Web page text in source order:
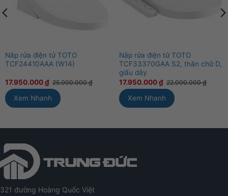
Nắp rửa điện tử TOTO
TCF24410AAA (W14)
17.950.000₫ 25.000.000₫
Xem Nhanh
Nắp rửa điện tử TOTO
TCF33370GAA S2, thân chữ D,
giấu dây
17.950.000₫ 22.000.000₫
Xem Nhanh
321 đường Hoàng Quốc Việt